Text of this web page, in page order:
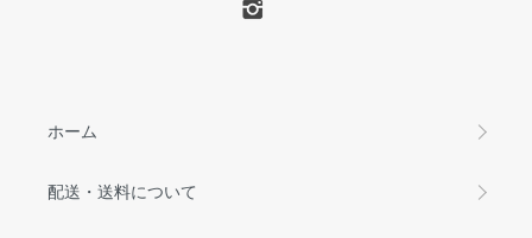
ホーム
配送・送料について